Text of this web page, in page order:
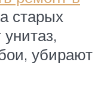
старых
убирают